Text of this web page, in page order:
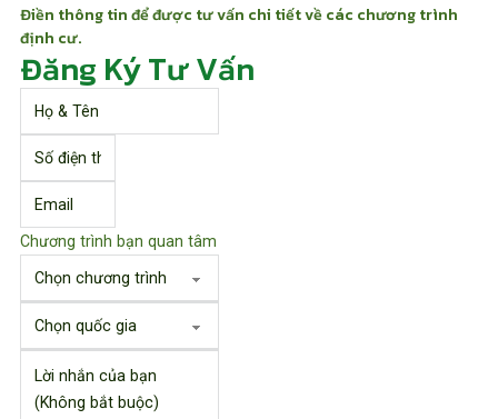
Điền thông tin để được tư vấn chi tiết về các chương trình
định cư.
Đăng Ký Tư Vấn
Chương trình bạn quan tâm